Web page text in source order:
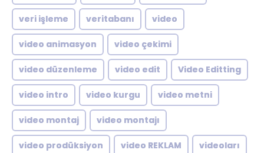
veri işleme veritabanı video
video animasyon video çekimi
video düzenleme video edit Video Editting
video intro video kurgu video metni
video montaj video montajı
video prodüksiyon video REKLAM videoları